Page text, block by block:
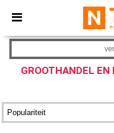
× Ntextil-app
Betere prijzen in
GROOTHANDEL